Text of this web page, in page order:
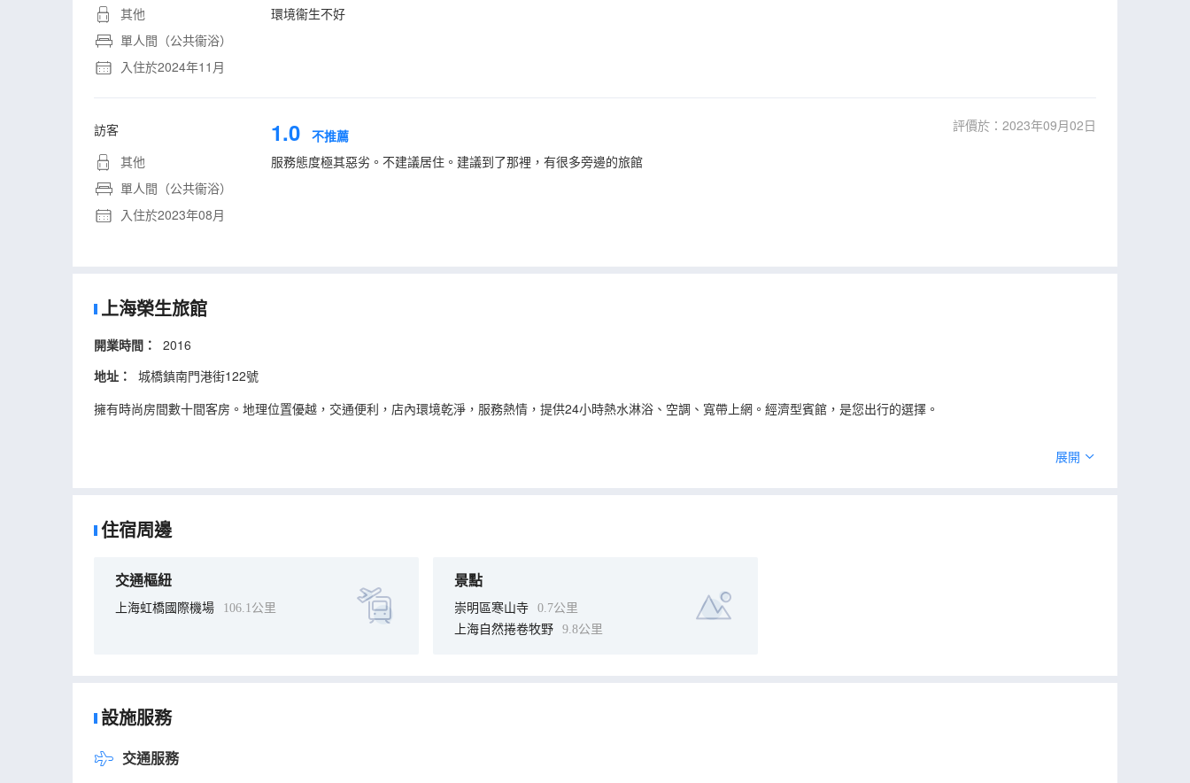
其他
單人間（公共衞浴）
入住於2024年11月
環境衞生不好
訪客
其他
單人間（公共衞浴）
入住於2023年08月
1.0 不推薦
評價於：2023年09月02日
服務態度極其惡劣。不建議居住。建議到了那裡，有很多旁邊的旅館
上海榮生旅館
開業時間：
2016
地址：
城橋鎮南門港街122號
擁有時尚房間數十間客房。地理位置優越，交通便利，店內環境乾淨，服務熱情，提供24小時熱水淋浴、空調、寬帶上網。經濟型賓館，是您出行的選擇。
展開
住宿周邊
交通樞紐
上海虹橋國際機場 106.1公里
景點
崇明區寒山寺
0.7公里
上海自然捲卷牧野
9.8公里
設施服務
交通服務